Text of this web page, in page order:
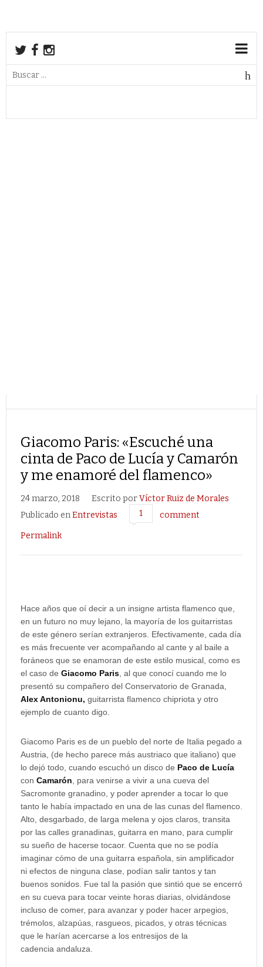
Giacomo Paris: «Escuché una
cinta de Paco de Lucía y Camarón
y me enamoré del flamenco»
24 marzo, 2018 Escrito porVíctor Ruiz de Morales
Publicado enEntrevistas 1 comment
Permalink
Hace años que oí decir a un insigne artista flamenco que,
en un futuro no muy lejano, la mayoría de los guitarristas
de este género serían extranjeros. Efectivamente, cada día
es más frecuente ver acompañando al cante y al baile a
foráneos que se enamoran de este estilo musical, como es
el caso de Giacomo Paris , al que conocí cuando me lo
presentó su compañero del Conservatorio de Granada,
Alex Antonionu, guitarrista flamenco chipriota y otro
ejemplo de cuanto digo.
Giacomo Paris es de un pueblo del norte de Italia pegado a
Austria, (de hecho parece más austriaco que italiano) que
lo dejó todo, cuando escuchó un disco de Paco de Lucía
con Camarón , para venirse a vivir a una cueva del
Sacromonte granadino, y poder aprender a tocar lo que
tanto le había impactado en una de las cunas del flamenco.
Alto, desgarbado, de larga melena y ojos claros, transita
por las calles granadinas, guitarra en mano, para cumplir
su sueño de hacerse tocaor. Cuenta que no se podía
imaginar cómo de una guitarra española, sin amplificador
ni efectos de ninguna clase, podían salir tantos y tan
buenos sonidos. Fue tal la pasión que sintió que se encerró
en su cueva para tocar veinte horas diarias, olvidándose
incluso de comer, para avanzar y poder hacer arpegios,
trémolos, alzapúas, rasgueos, picados, y otras técnicas
que le harían acercarse a los entresijos de la
cadencia andaluza.